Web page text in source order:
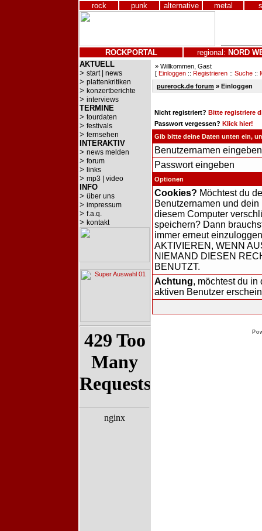
rock punk alternative metal
ROCKPORTAL regional: NORD
AKTUELL
> start | news
> plattenkritiken
> konzertberichte
> interviews
TERMINE
> tourdaten
> festivals
> fernsehen
INTERAKTIV
> news melden
> forum
> links
> mp3 | video
INFO
> über uns
> impressum
> f.a.q.
> kontakt
» Willkommen, Gast
[ Einloggen :: Registrieren :: Suche ::
purerock.de forum » Einloggen
Nicht registriert? Bitte registriere
Passwort vergessen? Klick hier!
Gib bitte deine Daten unten ein,
Benutzernamen eingeben
Passwort eingeben
Optionen
Cookies? Möchtest du
Benutzernamen und dein
diesem Computer
speichern? Dann
immer erneut
AKTIVIEREN, WENN
NIEMAND DIESEN
BENUTZT.
Achtung, möchtest du in
aktiven Benutzer